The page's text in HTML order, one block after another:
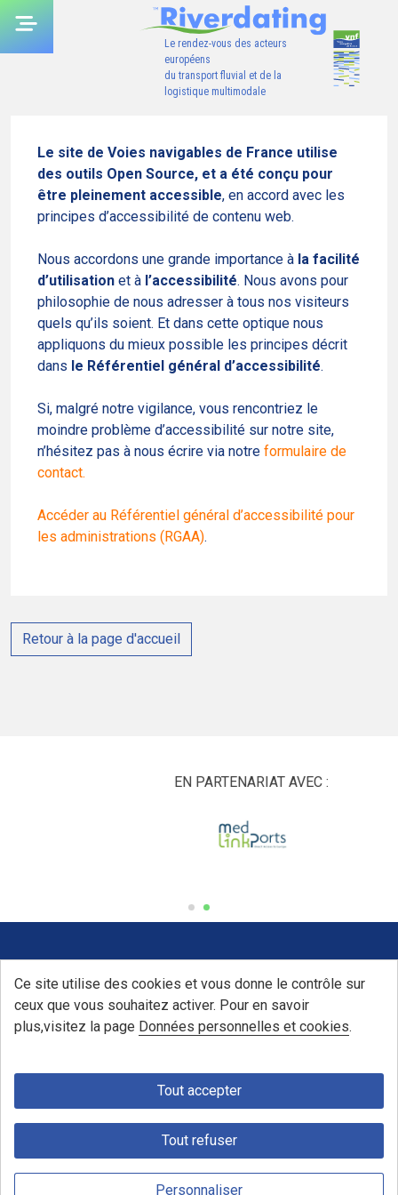
content
Le rendez-vous des acteurs
européens
du transport fluvial et de la
logistique multimodale
Le site de Voies navigables de France utilise
des outils Open Source, et a été conçu pour
être pleinement accessible, en accord avec les
principes d’accessibilité de contenu web.
Nous accordons une grande importance à la facilité
d’utilisation et à l’accessibilité. Nous avons pour
philosophie de nous adresser à tous nos visiteurs
quels qu’ils soient. Et dans cette optique nous
appliquons du mieux possible les principes décrit
dans le Référentiel général d’accessibilité.
Si, malgré notre vigilance, vous rencontriez le
moindre problème d’accessibilité sur notre site,
n’hésitez pas à nous écrire via notre formulaire de
contact.
Accéder au Référentiel général d’accessibilité pour
les administrations (RGAA).
Retour à la page d'accueil
EN PARTENARIAT AVEC :
Accessibilité Mentions légales
Ce site utilise des cookies et vous donne le contrôle sur
ceux que vous souhaitez activer. Pour en savoir
plus,visitez la page Données personnelles et cookies.
Tout accepter
Tout refuser
Personnaliser